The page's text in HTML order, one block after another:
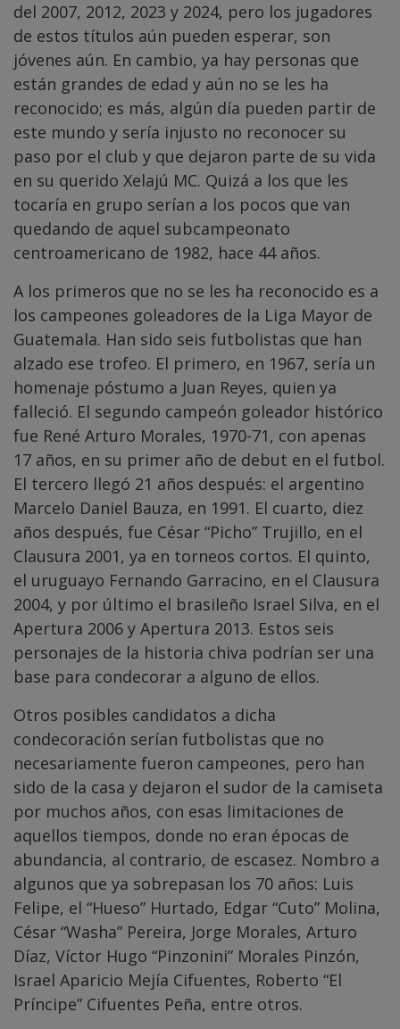
del 2007, 2012, 2023 y 2024, pero los jugadores
de estos títulos aún pueden esperar, son
jóvenes aún. En cambio, ya hay personas que
están grandes de edad y aún no se les ha
reconocido; es más, algún día pueden partir de
este mundo y sería injusto no reconocer su
paso por el club y que dejaron parte de su vida
en su querido Xelajú MC. Quizá a los que les
tocaría en grupo serían a los pocos que van
quedando de aquel subcampeonato
centroamericano de 1982, hace 44 años.
A los primeros que no se les ha reconocido es a
los campeones goleadores de la Liga Mayor de
Guatemala. Han sido seis futbolistas que han
alzado ese trofeo. El primero, en 1967, sería un
homenaje póstumo a Juan Reyes, quien ya
falleció. El segundo campeón goleador histórico
fue René Arturo Morales, 1970-71, con apenas
17 años, en su primer año de debut en el futbol.
El tercero llegó 21 años después: el argentino
Marcelo Daniel Bauza, en 1991. El cuarto, diez
años después, fue César “Picho” Trujillo, en el
Clausura 2001, ya en torneos cortos. El quinto,
el uruguayo Fernando Garracino, en el Clausura
2004, y por último el brasileño Israel Silva, en el
Apertura 2006 y Apertura 2013. Estos seis
personajes de la historia chiva podrían ser una
base para condecorar a alguno de ellos.
Otros posibles candidatos a dicha
condecoración serían futbolistas que no
necesariamente fueron campeones, pero han
sido de la casa y dejaron el sudor de la camiseta
por muchos años, con esas limitaciones de
aquellos tiempos, donde no eran épocas de
abundancia, al contrario, de escasez. Nombro a
algunos que ya sobrepasan los 70 años: Luis
Felipe, el “Hueso” Hurtado, Edgar “Cuto” Molina,
César “Washa” Pereira, Jorge Morales, Arturo
Díaz, Víctor Hugo “Pinzonini” Morales Pinzón,
Israel Aparicio Mejía Cifuentes, Roberto “El
Príncipe” Cifuentes Peña, entre otros.